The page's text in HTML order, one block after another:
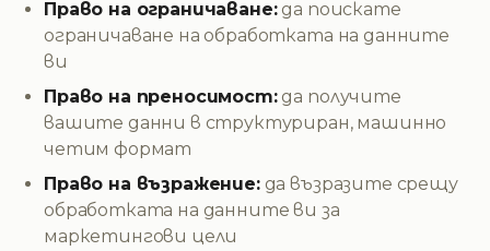
Право на ограничаване:да поискате
ограничаване на обработката на данните
ви
Право на преносимост:да получите
вашите данни в структуриран, машинно
четим формат
Право на възражение:да възразите срещу
обработката на данните ви за
маркетингови цели